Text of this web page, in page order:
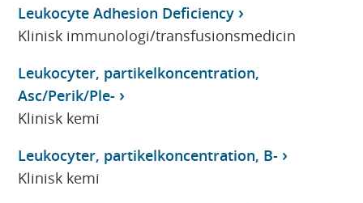
Leukocyte Adhesion Deficiency
Klinisk immunologi/transfusionsmedicin
Leukocyter, partikelkoncentration,
Asc/Perik/Ple-
Klinisk kemi
Leukocyter, partikelkoncentration, B-
Klinisk kemi